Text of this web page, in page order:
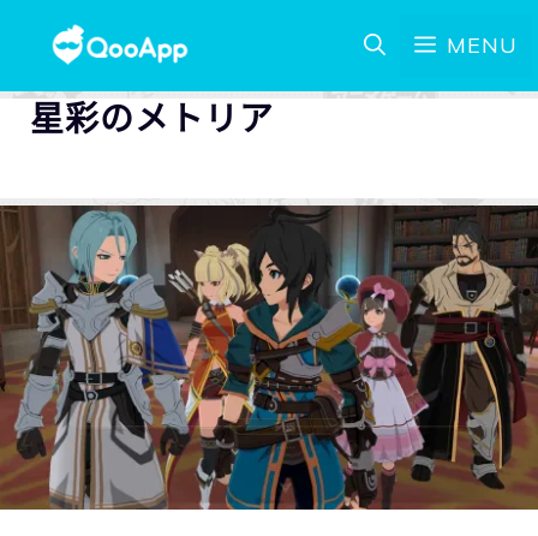
MENU
星彩のメトリア